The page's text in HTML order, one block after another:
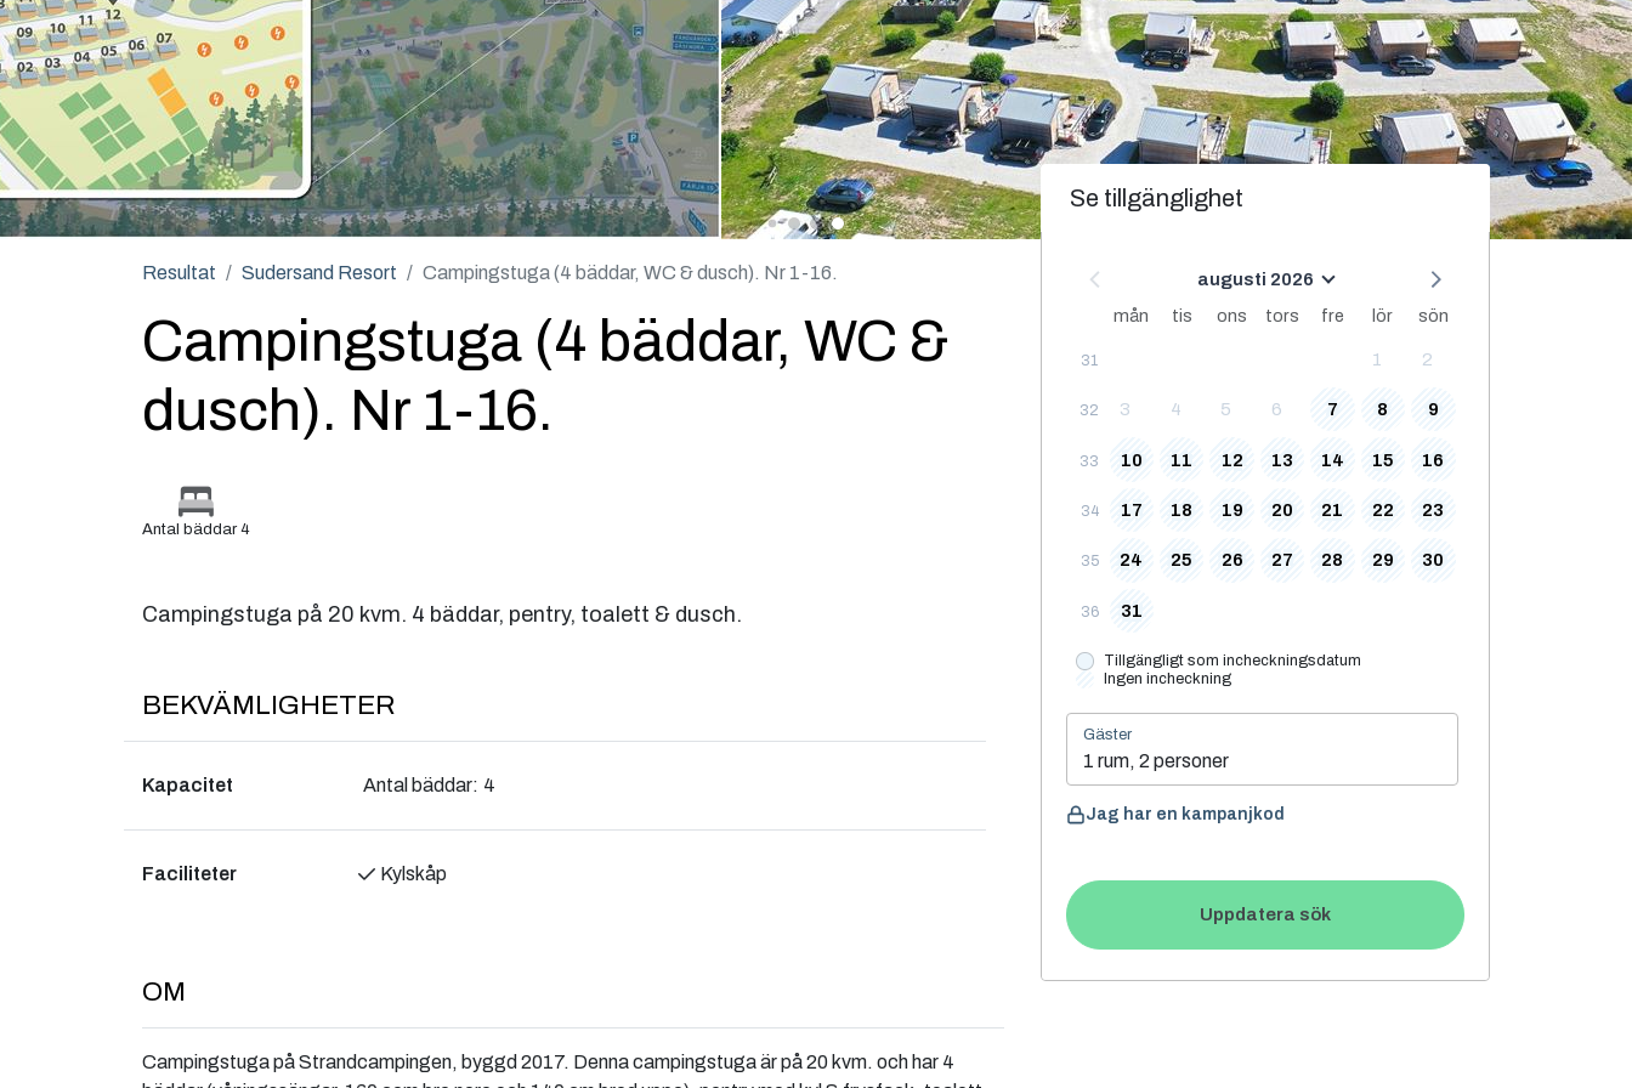
Resultat Sudersand Resort Campingstuga (4 bäddar, WC & dusch). Nr 1-16.
Campingstuga (4 bäddar, WC &
dusch). Nr 1-16.
Antal bäddar 4
Campingstuga på 20 kvm. 4 bäddar, pentry, toalett & dusch.
BEKVÄMLIGHETER
Kapacitet Antal bäddar: 4
Faciliteter Kylskåp
OM
Campingstuga på Strandcampingen, byggd 2017. Denna campingstuga är på 20 kvm. och har 4
Se tillgänglighet
augusti 2026
mån
tis ons tors fre lör sön
31 1 2
32 3 4 5 6 7 8 9
33 10 11 12 13 14 15 16
34 17 18 19 20 21 22 23
35 24 25 26 27 28 29 30
36 31
Tillgängligt som incheckningsdatum
Ingen incheckning
Gäster
1 rum, 2 personer
Jag har en kampanjkod
Uppdatera sök